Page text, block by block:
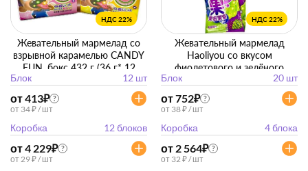
НДС 22%
Жевательный мармелад со
взрывной карамелью CANDY
FUN, бокс 432 г (36 г* 12
Блок 12 шт
от 413₽ ?
от 34 ₽ / шт
Коробка 12 блоков
от 4 229₽ ?
от 29 ₽ / шт
НДС 22%
Жевательный мармелад
Haoliyou со вкусом
фиолетового и зелёного
винограда, бокс 640 г (32г*20
Блок 20 шт
от 752₽ ?
от 38 ₽ / шт
Коробка 4 блока
от 2 564₽ ?
от 32 ₽ / шт